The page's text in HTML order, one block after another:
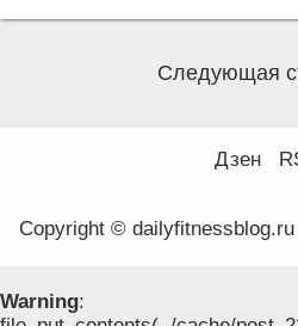
Следующая
Дзен
Copyright © dailyfitnessblog.ru
Warning: